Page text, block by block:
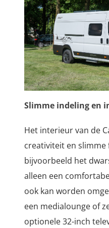
Slimme indeling en
Het interieur van de
creativiteit en
bijvoorbeeld het
alleen een
ook kan worden
een medialounge of
optionele 32-inch